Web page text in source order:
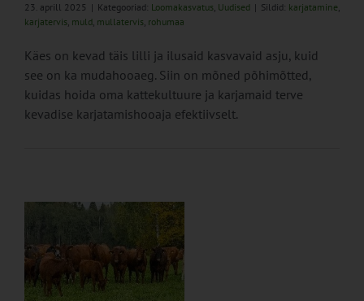
23. aprill 2025 | Kategooriad: Loomakasvatus, Uudised | Sildid: karjatamine,
karjatervis, muld, mullatervis, rohumaa
Käes on kevad täis lilli ja ilusaid kasvavaid asju, kuid
see on ka mudahooaeg. Siin on mõned põhimõtted,
kuidas hoida oma kattekultuure ja karjamaid terve
kevadise karjatamishooaja efektiivselt.